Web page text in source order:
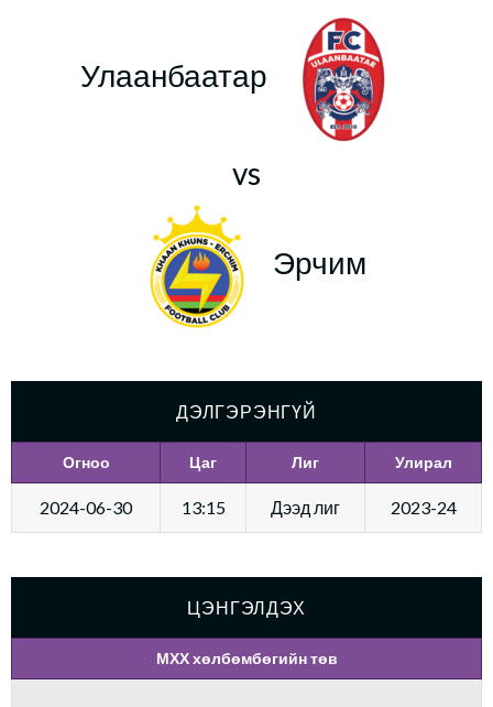
Улаанбаатар
vs
Эрчим
ДЭЛГЭРЭНГҮЙ
Огноо Цаг Лиг Улирал
2024-06-30 13:15 Дээд лиг 2023-24
ЦЭНГЭЛДЭХ
МХХ хөлбөмбөгийн төв